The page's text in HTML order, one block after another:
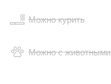
Можно курить
Можно с животными